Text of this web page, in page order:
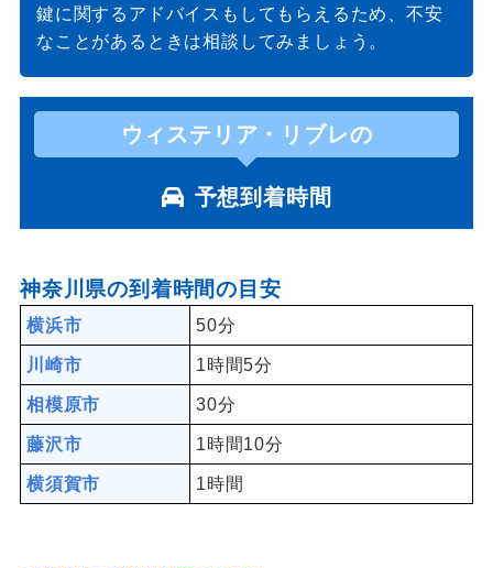
鍵に関するアドバイスもしてもらえるため、不安
なことがあるときは相談してみましょう。
ウィステリア・リブレの
予想到着時間
神奈川県の到着時間の目安
横浜市
50分
川崎市
1時間5分
相模原市
30分
藤沢市
1時間10分
横須賀市
1時間